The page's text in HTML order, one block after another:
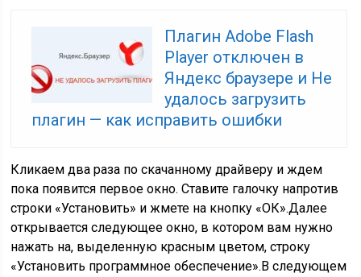
Плагин Adobe Flash
Player отключен в
Яндекс браузере и Не
удалось загрузить
плагин — как исправить ошибки
Кликаем два раза по скачанному драйверу и ждем
пока появится первое окно. Ставите галочку напротив
строки «Установить» и жмете на кнопку «ОК».Далее
открывается следующее окно, в котором вам нужно
нажать на, выделенную красным цветом, строку
«Установить программное обеспечение».В следующем